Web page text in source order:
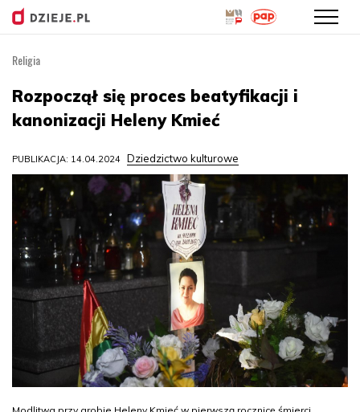
treści
Religia
Rozpoczął się proces beatyfikacji i
kanonizacji Heleny Kmieć
PUBLIKACJA: 14.04.2024 Dziedzictwo kulturowe